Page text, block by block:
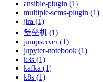
ansible-plugin (1)
multiple-scms-plugin (1)
jira (1)
堡垒机 (1)
jumpserver (1)
jupyter-notebook (1)
k3s (1)
kafka (1)
k8s (1)